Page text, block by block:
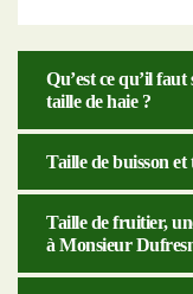
Qu’est ce qu’il
taille de haie ?
Taille de buisson
Taille de fruitier,
à Monsieur